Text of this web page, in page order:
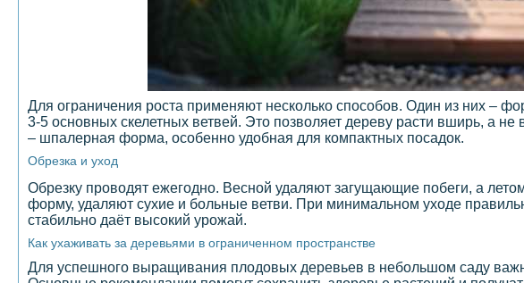
Для ограничения роста применяют несколько способов. Один из них –
3-5 основных скелетных ветвей. Это позволяет дереву расти вширь, а
– шпалерная форма, особенно удобная для компактных посадок.
Обрезка и уход
Обрезку проводят ежегодно. Весной удаляют загущающие побеги, а
форму, удаляют сухие и больные ветви. При минимальном уходе
стабильно даёт высокий урожай.
Как ухаживать за деревьями в ограниченном пространстве
Для успешного выращивания плодовых деревьев в небольшом саду